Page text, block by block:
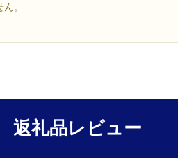
。
返礼品レビュー